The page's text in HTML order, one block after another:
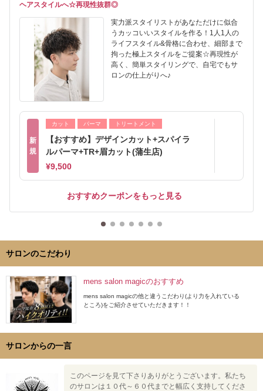
ヘアスタイルへ☆再現性抜群◎
実力派スタイリストがあなただけに似合
うカッコいいスタイルを作る！1人1人の
ライフスタイル&骨格に合わせ、細部まで
拘った極上スタイルをご提案☆再現性が
高く、簡単スタイリングで、自宅でもサ
ロンの仕上がりへ♪
新
規
カット パーマ トリートメント
【おすすめ】デザインカット+スパイラ
ルパーマ+TR+眉カット(蒲生店)
¥9,500
おすすめクーポンをもっと見る
サロンのこだわり
mens salon magicのおすすめ
mens salon magicの他と違うこだわり(より力を入れている
ところ)をご紹介させていただきます！！
サロンからの一言
このページを見て下さりありがとうございます。私たち
のサロンは１０代～６０代までと幅広く支持してくださ